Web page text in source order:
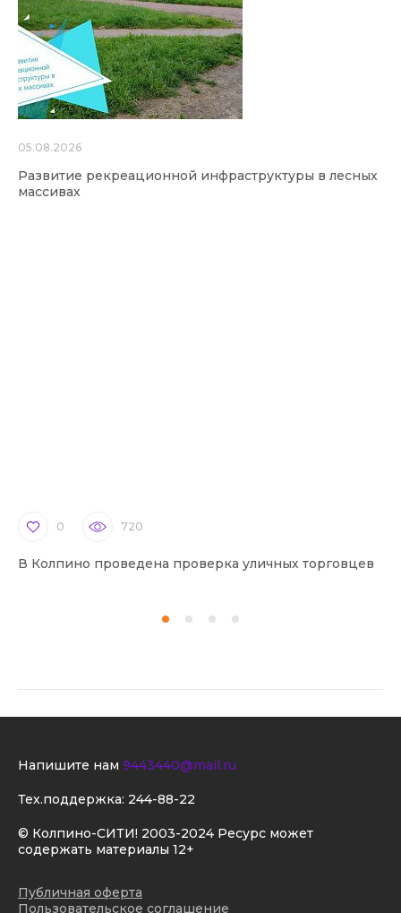
05.08.2026
Развитие рекреационной инфраструктуры в лесных
массивах
0 720
В Колпино проведена проверка уличных торговцев
© Колпино-СИТИ! 2003-2024 Ресурс может
содержать материалы 12+
Публичная оферта
Пользовательское соглашение
Напишите нам 9443440@mail.ru
Тех.поддержка: 244-88-22